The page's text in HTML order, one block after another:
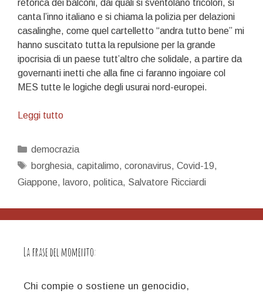
retorica dei balconi, dai quali si sventolano tricolori, si
canta l’inno italiano e si chiama la polizia per delazioni
casalinghe, come quel cartelletto “andra tutto bene” mi
hanno suscitato tutta la repulsione per la grande
ipocrisia di un paese tutt’altro che solidale, a partire da
governanti inetti che alla fine ci faranno ingoiare col
MES tutte le logiche degli usurai nord-europei.
Leggi tuttoBuon
Resistenza
inizia
Categorie
democrazia
Tag
borghesia, capitalimo, coronavirus, Covid-19,
Giappone, lavoro, politica, Salvatore Ricciardi
La frase del momento:
Chi compie o sostiene un genocidio,